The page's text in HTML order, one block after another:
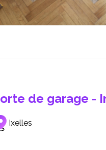
de garage -
Ixelles